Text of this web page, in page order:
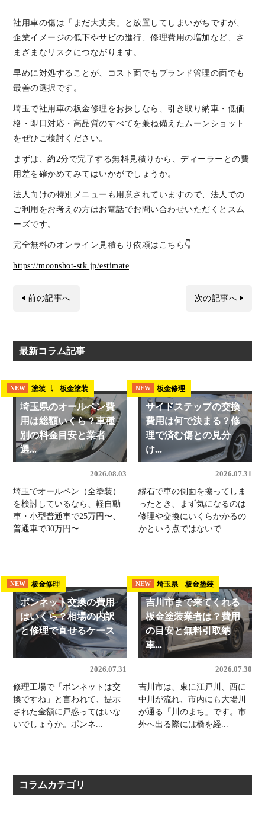
社用車の傷は「まだ大丈夫」と放置してしまいがちですが、
企業イメージの低下やサビの進行、修理費用の増加など、さ
まざまなリスクにつながります。
早めに対処することが、コスト面でもブランド管理の面でも
最善の選択です。
埼玉で社用車の板金修理をお探しなら、引き取り納車・低価
格・即日対応・高品質のすべてを兼ね備えたムーンショット
をぜひご検討ください。
まずは、約2分で完了する無料見積りから、ディーラーとの費
用差を確かめてみてはいかがでしょうか。
法人向けの特別メニューも用意されていますので、法人での
ご利用をお考えの方はお電話でお問い合わせいただくとスム
ーズです。
完全無料のオンライン見積もり依頼はこちら👇
https://moonshot-stk.jp/estimate
前の記事へ 次の記事へ
最新コラム記事
NEW 埼玉県 板金塗装
NEW 塗装
埼玉県のオールペン費
用は総額いくら？車種
別の料金目安と業者
選...
2026.08.03
埼玉でオールペン（全塗装）
を検討しているなら、軽自動
車・小型普通車で25万円〜、
普通車で30万円〜...
NEW 板金修理
サイドステップの交換
費用は何で決まる？修
理で済む傷との見分
け...
2026.07.31
縁石で車の側面を擦ってしま
ったとき、まず気になるのは
修理や交換にいくらかかるの
かという点ではないで...
NEW 板金修理
ボンネット交換の費用
はいくら？相場の内訳
と修理で直せるケース
2026.07.31
修理工場で「ボンネットは交
換ですね」と言われて、提示
された金額に戸惑ってはいな
いでしょうか。ボンネ...
NEW 埼玉県 板金塗装
吉川市まで来てくれる
板金塗装業者は？費用
の目安と無料引取納
車...
2026.07.30
吉川市は、東に江戸川、西に
中川が流れ、市内にも大場川
が通る「川のまち」です。市
外へ出る際には橋を経...
コラムカテゴリ